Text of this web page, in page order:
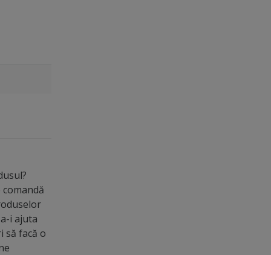
i ajuta
să facă o